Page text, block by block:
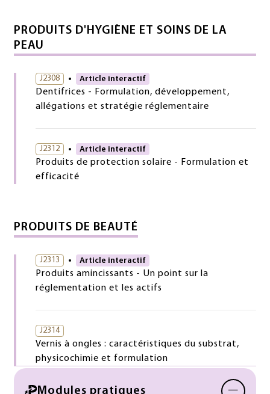
PRODUITS D'HYGIÈNE ET SOINS DE LA
PEAU
J2308 Article interactif
Dentifrices - Formulation, développement,
allégations et stratégie réglementaire
J2312 Article interactif
Produits de protection solaire - Formulation et
efficacité
PRODUITS DE BEAUTÉ
J2313 Article interactif
Produits amincissants - Un point sur la
réglementation et les actifs
J2314
Vernis à ongles : caractéristiques du substrat,
physicochimie et formulation
Modules pratiques −